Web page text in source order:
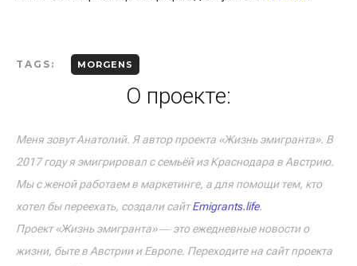
TAGS: MORGENS
О проекте:
Меня зовут Анатолий. Я автор проекта «Жизнь эмигранта». В
2017 году я эмигрировал с семьёй из Краснодара в Австрию.
Мы с женой работаем в маркетинге, а для помощи тем, кто
хотел бы переехать, создали сайтEmigrants.life.
Проект «Жизнь эмигранта» ― это ежедневные новости о
жизни, быте в Австрии и Европе. Переходите на сайт проекта